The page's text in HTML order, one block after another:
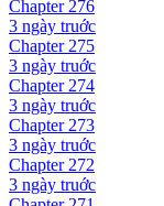
Chapter276
3 ngày truớc
Chapter275
3 ngày truớc
Chapter274
3 ngày truớc
Chapter273
3 ngày truớc
Chapter272
3 ngày truớc